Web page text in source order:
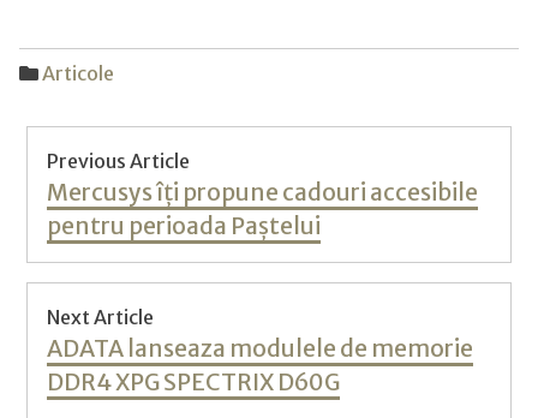
Articole
Post
navigation
Previous Article
Previous
post:
Mercusys îți propune cadouri accesibile
pentru perioada Paștelui
Next Article
Next
post:
ADATA lanseaza modulele de memorie
DDR4 XPG SPECTRIX D60G